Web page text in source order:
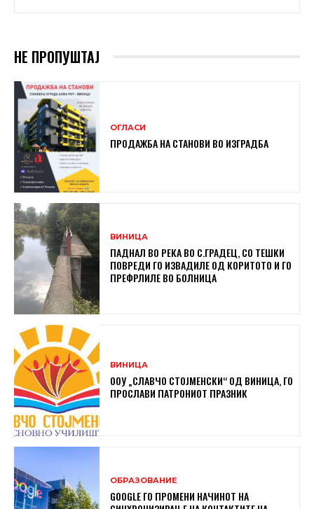
НЕ ПРОПУШТАЈ
ОГЛАСИ
ПРОДАЖБА НА СТАНОВИ ВО ИЗГРАДБА
ВИНИЦА
ПАДНАЛ ВО РЕКА ВО С.ГРАДЕЦ, СО ТЕШКИ
ПОВРЕДИ ГО ИЗВАДИЛЕ ОД КОРИТОТО И ГО
ПРЕФРЛИЛЕ ВО БОЛНИЦА
ВИНИЦА
ООУ „СЛАВЧО СТОЈМЕНСКИ“ ОД ВИНИЦА, ГО
ПРОСЛАВИ ПАТРОНИОТ ПРАЗНИК
ОБРАЗОВАНИЕ
GOOGLE ГО ПРОМЕНИ НАЧИНОТ НА